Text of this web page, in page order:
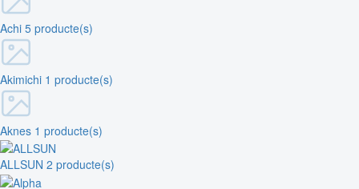
Achi 5 producte(s)
Akimichi 1 producte(s)
Aknes 1 producte(s)
ALLSUN 2 producte(s)